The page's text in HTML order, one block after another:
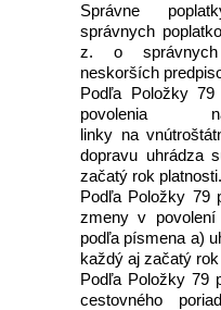
Správne
správnych
z. o
neskorších
Podľa Položky
povolenia
linky na
dopravu uhrádza
začatý rok platnosti.
Podľa Položky 79
zmeny v povolení
podľa písmena a)
každý aj začatý
Podľa Položky 79
cestovného